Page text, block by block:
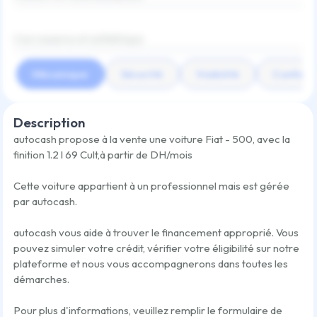
Mécanique
Description
autocash propose à la vente une voiture Fiat - 500 avec la
finition 1.2 l 69 Cult,à partir de DH/mois
Cette voiture appartient à un professionnel mais est gérée
par autocash.
autocash vous aide à trouver le financement approprié. Vous
pouvez simuler votre crédit, vérifier votre éligibilité sur notre
plateforme et nous vous accompagnerons dans toutes les
démarches.
Pour plus d'informations, veuillez remplir le formulaire de